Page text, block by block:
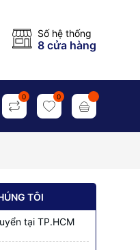
Số hệ thống
8 cửa hàng
0 0
TÔI
tại TP.HCM